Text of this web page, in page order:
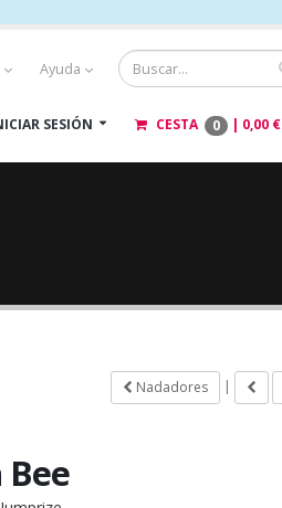
Ayuda
SESIÓN CESTA 0 | 0,00 €
Nadadores |
Bee